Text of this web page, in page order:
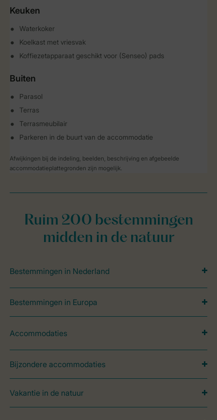
Keuken
Waterkoker
Koelkast met vriesvak
Koffiezetapparaat geschikt voor (Senseo) pads
Buiten
Parasol
Terras
Terrasmeubilair
Parkeren in de buurt van de accommodatie
Afwijkingen bij de indeling, beelden, beschrijving en afgebeelde
accommodatieplattegronden zijn mogelijk.
Ruim 200 bestemmingen
midden in de natuur
Bestemmingen in Nederland
Bestemmingen in Europa
Accommodaties
Bijzondere accommodaties
Vakantie in de natuur